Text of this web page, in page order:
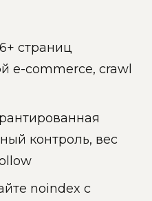
6+ страниц
e-commerce, crawl
контроль, вес
noindex с